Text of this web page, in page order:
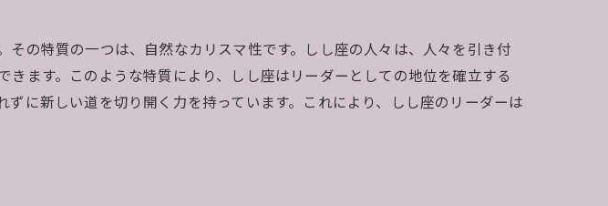
の特質の一つは、自然なカリスマ性です。しし座の人々は、人々を引き付
ます。このような特質により、しし座はリーダーとしての地位を確立する
に新しい道を切り開く力を持っています。これにより、しし座のリーダーは